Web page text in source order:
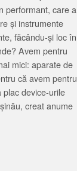
performant, care a
și instrumente
făcându-și loc în
Avem pentru
mici: aparate de
că avem pentru
device-urile
creat anume